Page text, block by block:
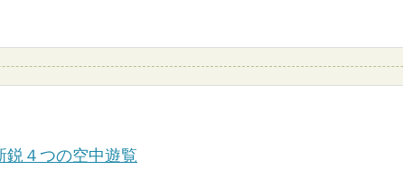
４つの空中遊覧